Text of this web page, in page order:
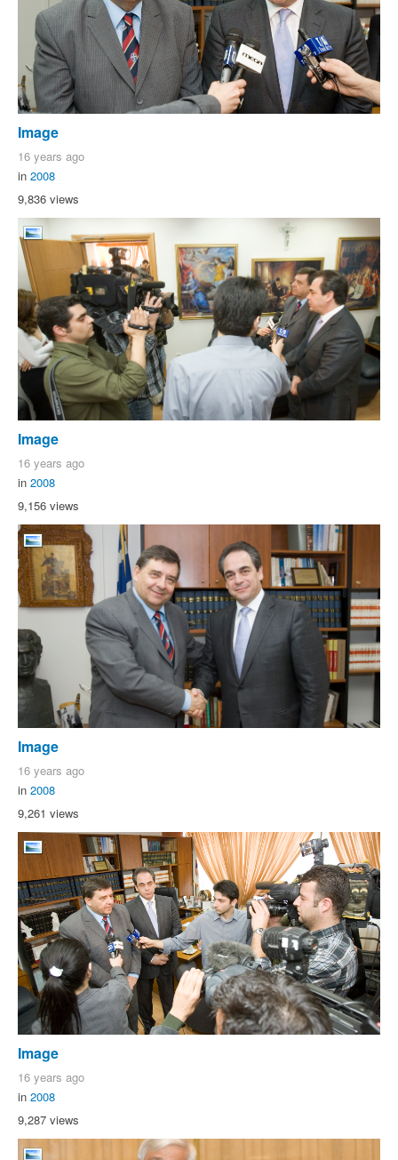
Image
16 years ago
in 2008
9,836 views
Image
16 years ago
in 2008
9,156 views
Image
16 years ago
in 2008
9,261 views
Image
16 years ago
in 2008
9,287 views